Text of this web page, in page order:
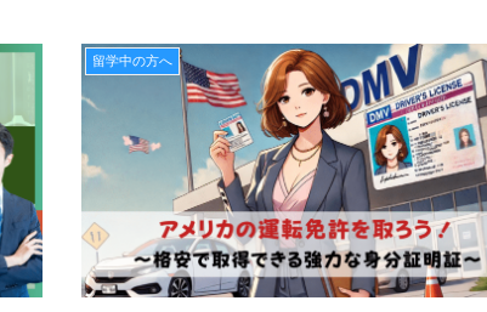
留学中の方へ